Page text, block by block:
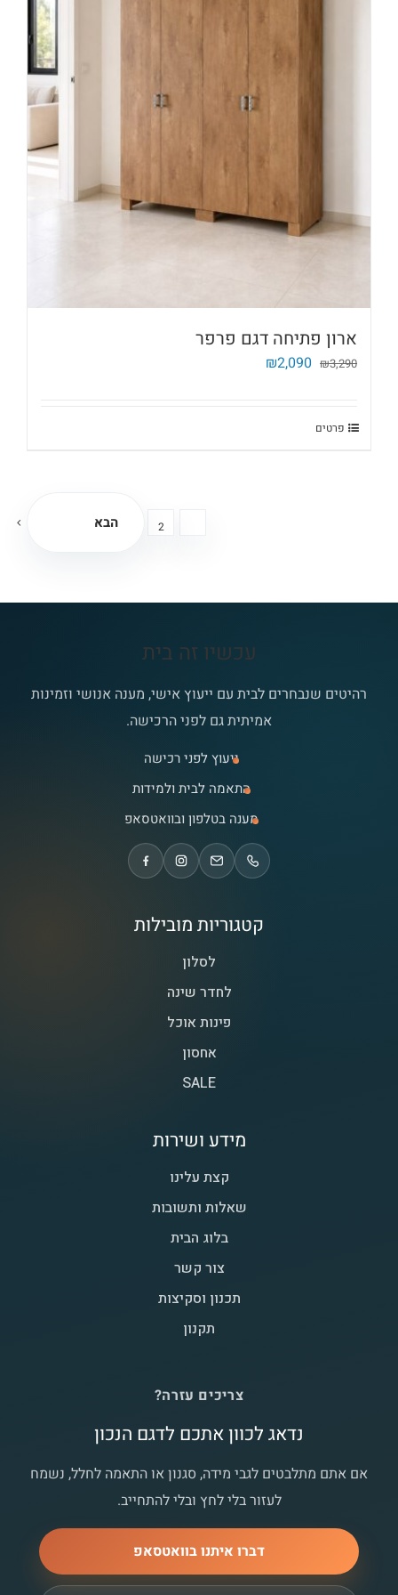
ארון פתיחה דגם פרפר
₪3,290
המחיר₪2,090
פרטים
2 הבא
עכשיו זה בית
רהיטים שנבחרים לבית עם ייעוץ אישי, מענה אנושי וזמינות
אמיתית גם לפני הרכישה.
ייעוץ לפני רכישה
התאמה לבית ולמידות
מענה בטלפון ובוואטסאפ
קטגוריות מובילות
לסלון
לחדר שינה
פינות אוכל
אחסון
SALE
מידע ושירות
קצת עלינו
שאלות ותשובות
בלוג הבית
צור קשר
תכנון וסקיצות
תקנון
צריכים עזרה?
נדאג לכוון אתכם לדגם הנכון
אם אתם מתלבטים לגבי מידה, סגנון או התאמה לחלל, נשמח
לעזור בלי לחץ ובלי להתחייב.
דברו איתנו בוואטסאפ